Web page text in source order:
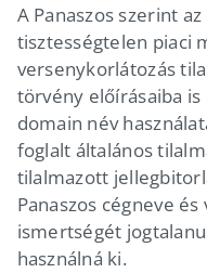
A Panaszos szerint
tisztességtelen piaci
versenykorlátozás
törvény előírásaiba
domain név
foglalt általános
tilalmazott
Panaszos cégneve
ismertségét
használná ki.